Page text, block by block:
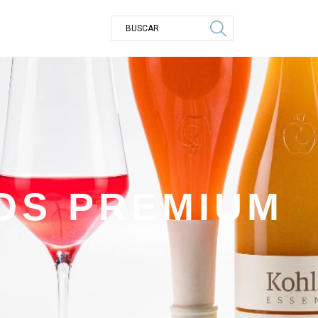
PREMIUM